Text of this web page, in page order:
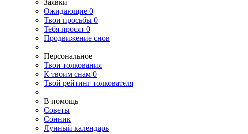
Заявки
Ожидающие 0
Твои просьбы 0
Тебя просят 0
Продвижение снов
Персональное
Твои толкования
К твоим снам 0
Твой рейтинг толкователя
В помощь
Советы
Сонник
Лунный календарь